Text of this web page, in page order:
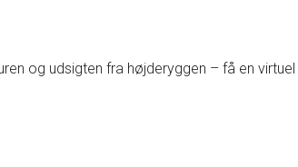
og udsigten fra højderyggen – få en virtuel